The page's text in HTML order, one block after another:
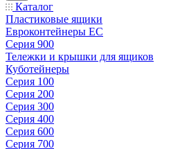
Каталог
Пластиковые ящики
Евроконтейнеры ЕС
Серия 900
Тележки и крышки для ящиков
Куботейнеры
Серия 100
Серия 200
Серия 300
Серия 400
Серия 600
Серия 700